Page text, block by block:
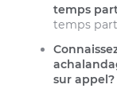
temps
temps
sur appel?